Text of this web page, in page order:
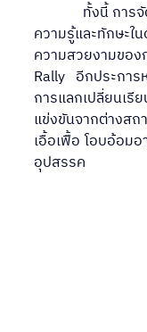
ทั้งนี้ การจัดก
ความรู้และทักษะ
ความสวยงามของ
Rally อีกประการ
การแลกเปลี่ยนเ
แข่งขันจากต่างส
เอื้อเฟื้อ โอบอ้อม
อุปสรรค